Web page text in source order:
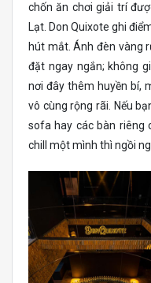
chốn ăn chơi giải trí
Lạt. Don Quixote ghi
hút mắt. Ánh đèn vàng
đặt ngay ngắn; không
nơi đây thêm huyền bí,
vô cùng rộng rãi. Nếu
sofa hay các bàn riêng
chill một mình thì ngồi